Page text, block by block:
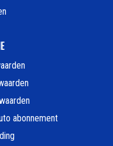
abonnement